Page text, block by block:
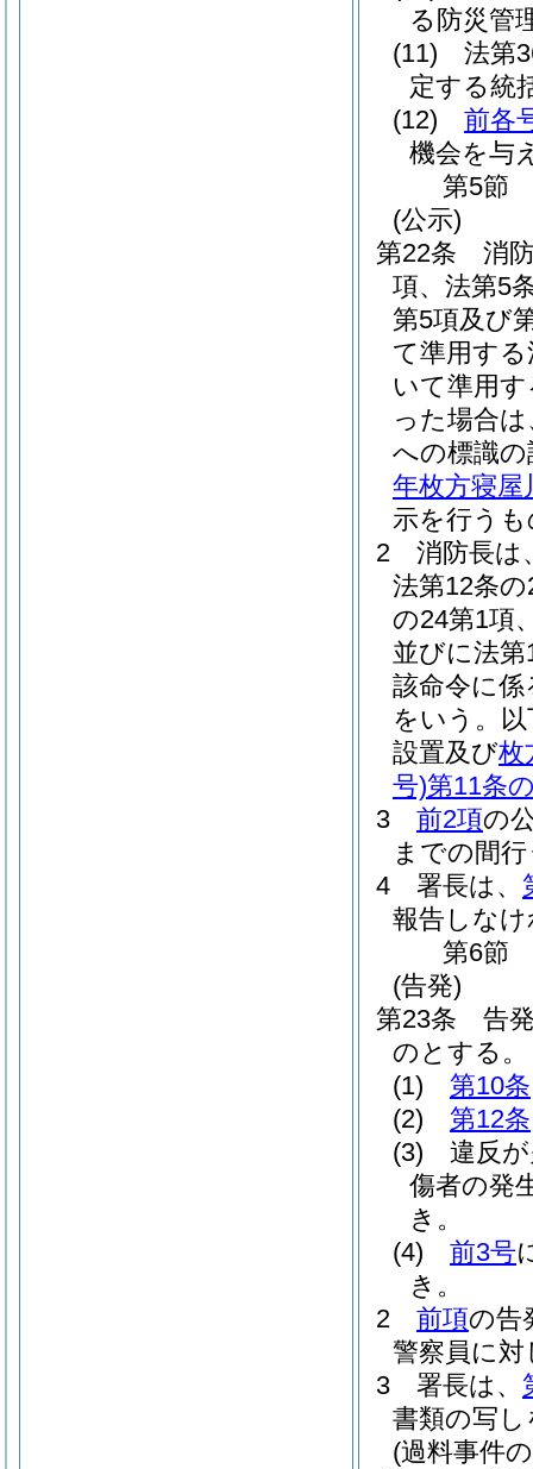
る防災管
(11)
法第
定する統
(12)
前各
機会を与
第5節
(公示)
第22条
消
項、法第5
第5項及び
て準用す
いて準用
った場合
への標識
年枚方寝屋
示を行う
2
消防長は
法第12条
の24第1項
並びに法
該命令に係
をいう。
設置及び枚
号)第11条
3
前2項の
までの間
4
署長は、
報告しな
第6節
(告発)
第23条
告
のとする。
(1)
第10条
(2)
第12条
(3)
違反
傷者の発
き。
(4)
前3号
き。
2
前項の告
警察員に
3
署長は、
書類の写
(過料事件